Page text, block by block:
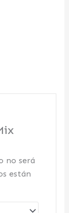
no será
están